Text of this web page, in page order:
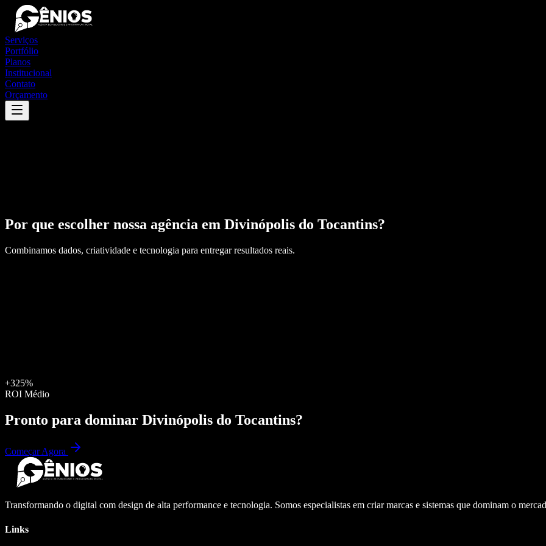
Serviços
Portfólio
Planos
Institucional
Contato
Orçamento
Por que escolher nossa agência em Divinópolis do Tocantins?
Combinamos dados, criatividade e tecnologia para entregar resultados reais.
+325%
ROI Médio
Pronto para dominar Divinópolis do Tocantins?
Começar Agora
Transformando o digital com design de alta performance e tecnologia. Somos especialistas em criar marcas e sistemas que dominam o
Links